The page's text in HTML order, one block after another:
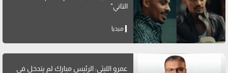
التاني"
ميديا
عمرو الليثي: الرئيس مبارك لم يتدخل في